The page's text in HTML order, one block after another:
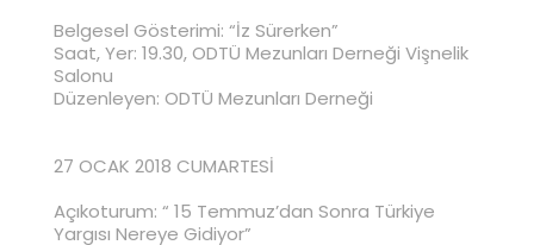
Belgesel Gösterimi: “İz Sürerken”
Saat, Yer: 19.30, ODTÜ Mezunları Derneği Vişnelik
Salonu
Düzenleyen: ODTÜ Mezunları Derneği
27 OCAK 2018 CUMARTESİ
Açıkoturum: “ 15 Temmuz’dan Sonra Türkiye
Yargısı Nereye Gidiyor”